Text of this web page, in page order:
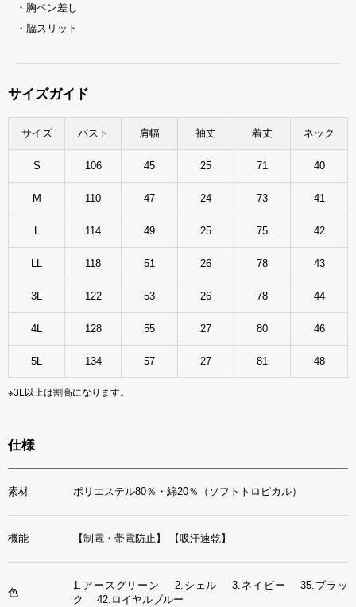
・胸ペン差し
・脇スリット
サイズガイド
サイズ バスト 肩幅 袖丈 着丈 ネック
S 106 45 25 71 40
M 110 47 24 73 41
114 49 25 75 42
118 51 26 78 43
3L 122 53 26 78 44
4L 128 55 27 80 46
5L 134 57 27 81 48
※3L以上は割高になります。
仕様
素材 ポリエステル80％・綿20％（ソフトトロピカル）
機能 【制電・帯電防止】 【吸汗速乾】
色
1.アースグリーン 2.シェル 3.ネイビー 35.ブラッ
ク 42.ロイヤルブルー